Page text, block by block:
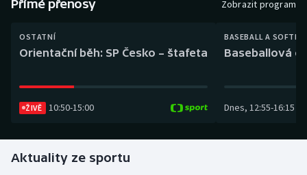
Curling
Golf
Přímé přenosy Zobrazit program
OSTATNÍ
Orientační běh: SP Česko – štafeta
ŽIVĚ 10:50-15:00
BASEBALL A
Baseballová
Dnes, 12:55-16:15
Aktuality ze sportu